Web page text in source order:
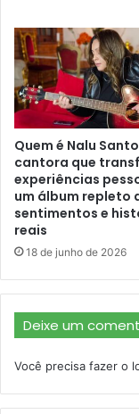
Quem é Nalu
cantora que
experiências
um álbum repleto
sentimentos e
reais
18 de junho de 2026
Deixe um
Você precisa fazer o